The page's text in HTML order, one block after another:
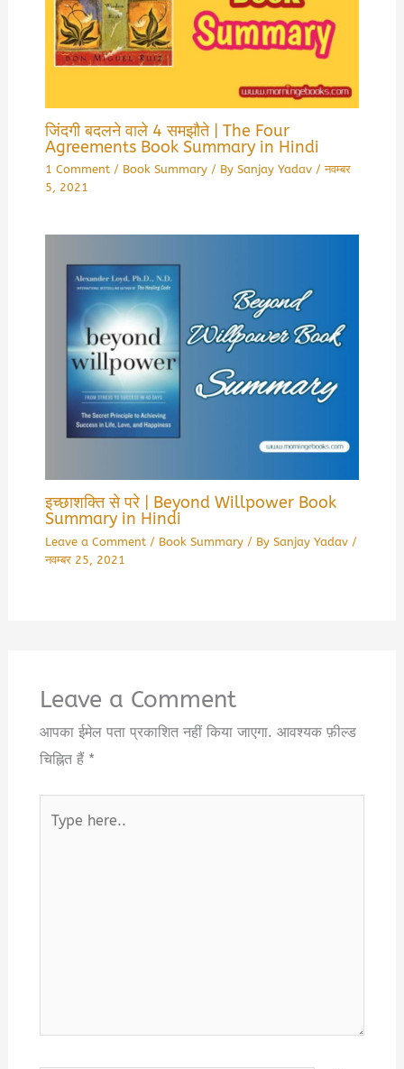
जिंदगी बदलने वाले 4 समझौते | The Four
Agreements Book Summary in Hindi
1 Comment / Book Summary/ By Sanjay Yadav /नवम्बर
5, 2021
इच्छाशक्ति से परे | Beyond Willpower Book
Summary in Hindi
Leave a Comment / Book Summary/ By Sanjay Yadav /
नवम्बर 25, 2021
Leave a Comment
आपका ईमेल पता प्रकाशित नहीं किया जाएगा. आवश्यक फ़ील्ड
चिह्नित हैं *
here..